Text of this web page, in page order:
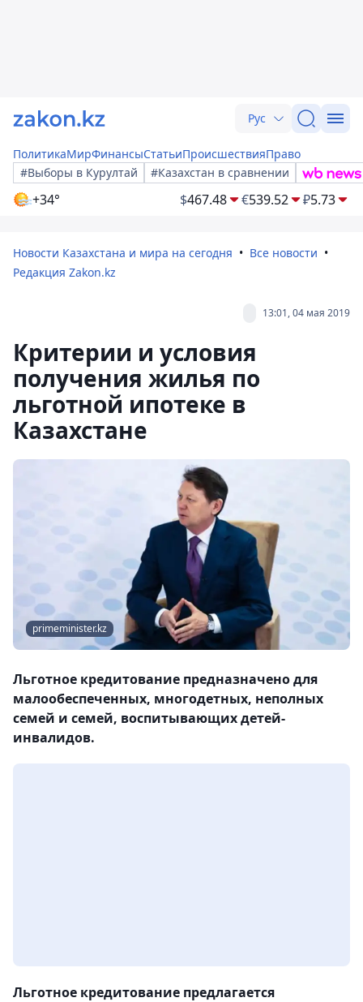
Рус
ПолитикаМирФинансыСтатьиПроисшествияПраво
#Выборы в Курултай
#Казахстан в сравнении
+34° $467.48 €539.52 ₽5.73
Новости Казахстана и мира на сегодня
Все новости
Редакция Zakon.kz
13:01, 04 мая 2019
Критерии и условия
получения жилья по
льготной ипотеке в
Казахстане
primeminister.kz
Льготное кредитование предназначено для
малообеспеченных, многодетных, неполных
семей и семей, воспитывающих детей-
инвалидов.
Льготное кредитование предлагается